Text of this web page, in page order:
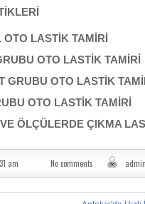
OTO LASTİK TAMİRİ
OTO LASTİK TAMİRİ
GRUBU OTO LASTİK
OTO LASTİK TAMİRİ
ÖLÇÜLERDE ÇIKMA
am No comments admin